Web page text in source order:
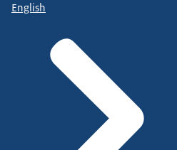
English